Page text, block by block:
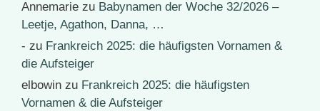
Annemarie zu Babynamen der Woche 32/2026 –
Leetje, Agathon, Danna, …
- zu Frankreich 2025: die häufigsten Vornamen &
die Aufsteiger
elbowin zu Frankreich 2025: die häufigsten
Vornamen & die Aufsteiger